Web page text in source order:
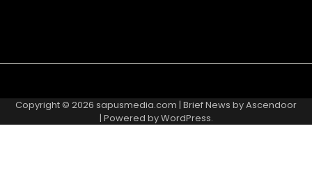
Us
Us
Policy
Policy
and
Conditions
Copyright © 2026 sapusmedia.com | Brief News byAscendoor
| Powered byWordPress.